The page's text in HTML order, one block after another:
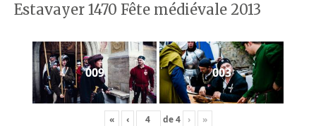
Estavayer 1470 Fête médiévale 2013
009 003
« ‹ de4 › »